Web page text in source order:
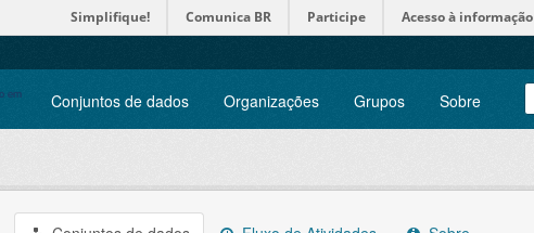
Simplifique! Comunica BR Participe Acesso à informação
Conjuntos de dados Organizações Grupos Sobre